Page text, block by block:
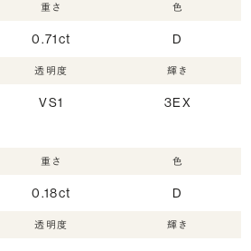
重さ
0.71ct
色
D
透明度
VS1
輝き
3EX
重さ
0.18ct
色
D
透明度 輝き